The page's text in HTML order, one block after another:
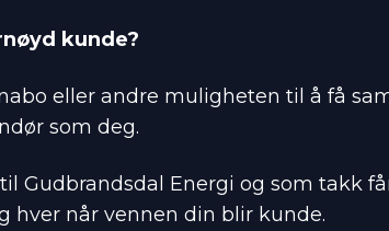
kunde?
eller andre muligheten til å få
som deg.
Gudbrandsdal Energi og som takk
hver når vennen din blir kunde.